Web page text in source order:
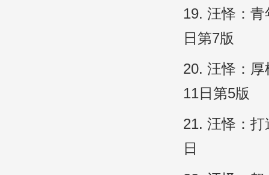
19. 汪怿：
日第7版
20. 汪怿：厚
11日第5版
21. 汪怿：
日